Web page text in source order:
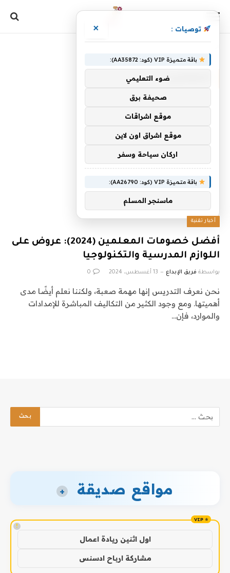
المعلمين
أخبار تقنية
أفضل خصومات المعلمين (2024): عروض على
اللوازم المدرسية والتكنولوجيا
بواسطة فريق الإبداع 13 أغسطس، 2024 0
نحن نعرف التدريس إنها مهمة صعبة، ولكننا نعلم أيضًا مدى
أهميتها. ومع وجود الكثير من التكاليف المباشرة للإمدادات
والموارد، فإن…
مواقع صديقة +
!
اول اثنين ريادة اعمال
مشاركة ارباح ادسنس
توصيات : ×
باقة متميزة VIP (كود: AA35872):
ضوء التعليمي
صحيفة برق
موقع اشراقات
موقع اشراق اون لاين
اركان سياحة وسفر
باقة متميزة VIP (كود: AA26790):
ماسنجر المسلم